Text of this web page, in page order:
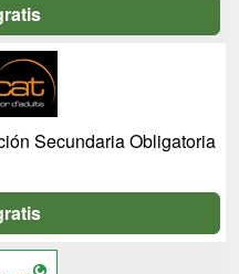
Secundaria Obligatoria